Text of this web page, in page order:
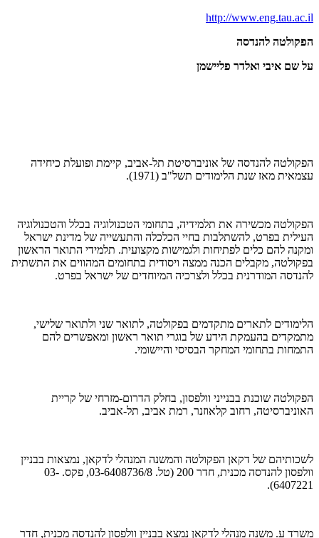
http://www.eng.tau.ac.il
הפקולטה להנדסה
על שם איבי ואלדר פליישמן
הפקולטה להנדסה של אוניברסיטת תל-אביב, קיימת ופועלת כיחידה
עצמאית מאז שנת הלימודים תשל"ב (1971).
הפקולטה מכשירה את תלמידיה, בתחומי הטכנולוגיה בכלל והטכנולוגיה
העילית בפרט, להשתלבות בחיי הכלכלה והתעשייה של מדינת ישראל
ומקנה להם כלים לפתיחות ולגמישות מקצועית. תלמידי התואר הראשון
בפקולטה, מקבלים הכנה ממצה ויסודית בתחומים המהווים את התשתית
להנדסה המודרנית בכלל ולצרכיה המיוחדים של ישראל בפרט.
הלימודים לתארים מתקדמים בפקולטה, לתואר שני ולתואר שלישי,
מתמקדים בהעמקת הידע של בוגרי תואר ראשון ומאפשרים להם
התמחות בתחומי המחקר הבסיסי והיישומי.
הפקולטה שוכנת בבנייני וולפסון, בחלק הדרום-מזרחי של קריית
האוניברסיטה, רחוב קלאוזנר, רמת אביב, תל-אביב.
לשכותיהם של דקאן הפקולטה והמשנה המנהלי לדקאן, נמצאות בבניין
וולפסון להנדסה מכנית, חדר 200 (טל. 03-6408736/8, פקס. 03-
6407221).
משרד ע. משנה מנהלי לדקאן נמצא בבניין וולפסון להנדסה מכנית, חדר